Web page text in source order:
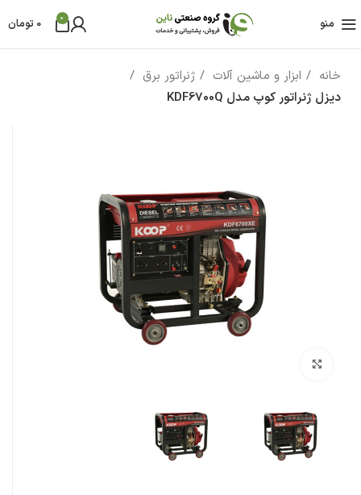
منو 0
0 تومان
خانه ابزار و ماشین آلات
ژنراتور برق
دیزل ژنراتور کوپ مدل KDF6700Q